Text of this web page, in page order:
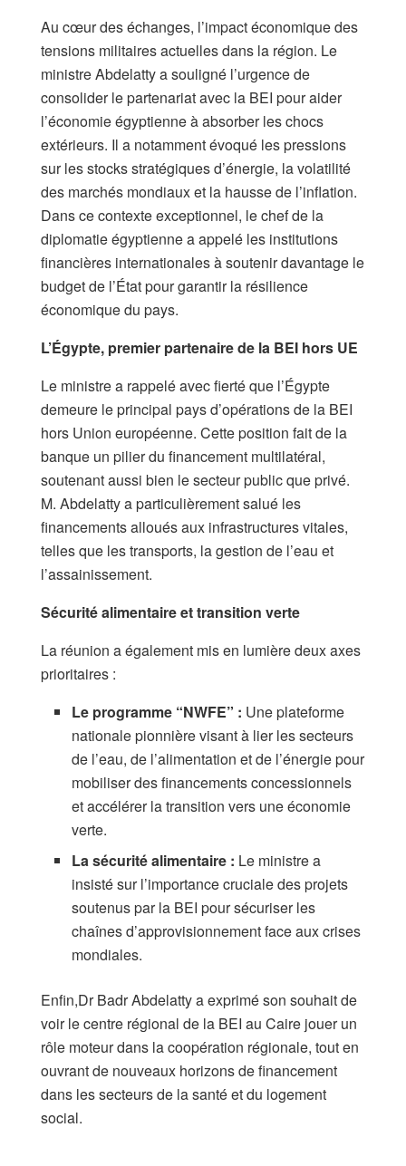
Au cœur des échanges, l’impact économique des
tensions militaires actuelles dans la région. Le
ministre Abdelatty a souligné l’urgence de
consolider le partenariat avec la BEI pour aider
l’économie égyptienne à absorber les chocs
extérieurs. Il a notamment évoqué les pressions
sur les stocks stratégiques d’énergie, la volatilité
des marchés mondiaux et la hausse de l’inflation.
Dans ce contexte exceptionnel, le chef de la
diplomatie égyptienne a appelé les institutions
financières internationales à soutenir davantage le
budget de l’État pour garantir la résilience
économique du pays.
L’Égypte, premier partenaire de la BEI hors UE
Le ministre a rappelé avec fierté que l’Égypte
demeure le principal pays d’opérations de la BEI
hors Union européenne. Cette position fait de la
banque un pilier du financement multilatéral,
soutenant aussi bien le secteur public que privé.
M. Abdelatty a particulièrement salué les
financements alloués aux infrastructures vitales,
telles que les transports, la gestion de l’eau et
l’assainissement.
Sécurité alimentaire et transition verte
La réunion a également mis en lumière deux axes
prioritaires :
Le programme “NWFE” : Une plateforme
nationale pionnière visant à lier les secteurs
de l’eau, de l’alimentation et de l’énergie pour
mobiliser des financements concessionnels
et accélérer la transition vers une économie
verte.
La sécurité alimentaire : Le ministre a
insisté sur l’importance cruciale des projets
soutenus par la BEI pour sécuriser les
chaînes d’approvisionnement face aux crises
mondiales.
Enfin,Dr Badr Abdelatty a exprimé son souhait de
voir le centre régional de la BEI au Caire jouer un
rôle moteur dans la coopération régionale, tout en
ouvrant de nouveaux horizons de financement
dans les secteurs de la santé et du logement
social.